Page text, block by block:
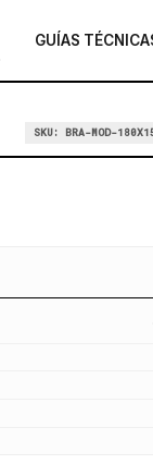
GUÍAS
SKU: BRA-MOD-